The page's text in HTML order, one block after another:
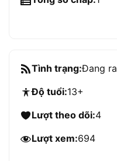
Tình trạng:Đang ra
Độ tuổi:13+
Lượt theo dõi:4
Lượt xem:694